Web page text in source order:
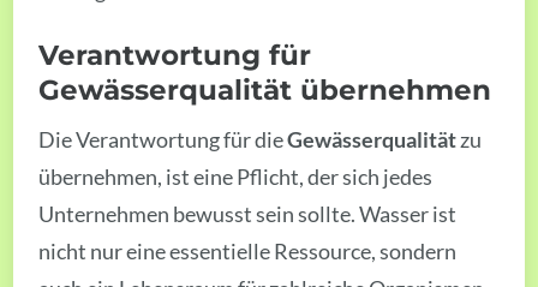
Verantwortung für
Gewässerqualität übernehmen
Die Verantwortung für dieGewässerqualitätzu
übernehmen, ist eine Pflicht, der sich jedes
Unternehmen bewusst sein sollte. Wasser ist
nicht nur eine essentielle Ressource, sondern